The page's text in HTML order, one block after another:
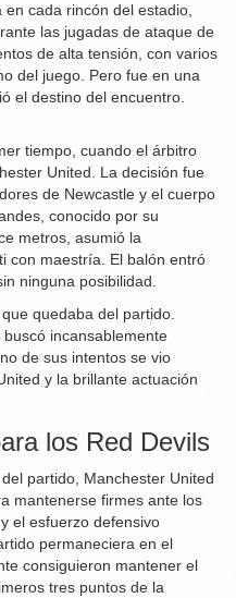
cada rincón del estadio,
las jugadas de ataque de
de alta tensión, con varios
del juego. Pero fue en una
el destino del encuentro.
tiempo, cuando el árbitro
United. La decisión fue
de Newcastle y el cuerpo
conocido por su
metros, asumió la
con maestría. El balón entró
ninguna posibilidad.
quedaba del partido.
incansablemente
de sus intentos se vio
y la brillante actuación
los Red Devils
partido, Manchester United
mantenerse firmes ante los
el esfuerzo defensivo
permaneciera en el
consiguieron mantener el
tres puntos de la